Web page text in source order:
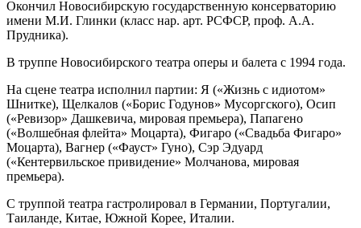
Окончил Новосибирскую государственную консерваторию
имени М.И. Глинки (класс нар. арт. РСФСР, проф. А.А.
Прудника).
В труппе Новосибирского театра оперы и балета с 1994 года.
На сцене театра исполнил партии: Я («Жизнь с идиотом»
Шнитке), Щелкалов («Борис Годунов» Мусоргского), Осип
(«Ревизор» Дашкевича, мировая премьера), Папагено
(«Волшебная флейта» Моцарта), Фигаро («Свадьба Фигаро»
Моцарта), Вагнер («Фауст» Гуно), Сэр Эдуард
(«Кентервильское привидение» Молчанова, мировая
премьера).
С труппой театра гастролировал в Германии, Португалии,
Таиланде, Китае, Южной Корее, Италии.